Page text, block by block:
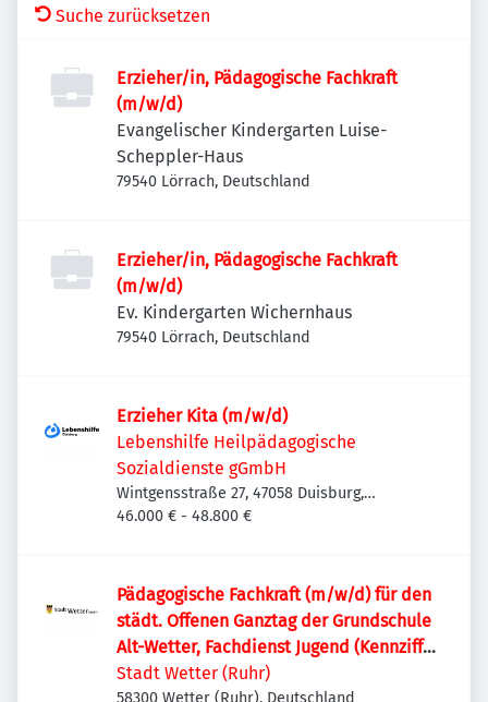
Suche zurücksetzen
Erzieher/in, Pädagogische Fachkraft
(m/w/d)
Evangelischer Kindergarten Luise-
Scheppler-Haus
79540 Lörrach, Deutschland
Erzieher/in, Pädagogische Fachkraft
(m/w/d)
Ev. Kindergarten Wichernhaus
79540 Lörrach, Deutschland
Erzieher Kita (m/w/d)
Lebenshilfe Heilpädagogische
Sozialdienste gGmbH
Wintgensstraße 27, 47058 Duisburg,
Deutschland
46.000 € - 48.800 €
Pädagogische Fachkraft (m/w/d) für den
städt. Offenen Ganztag der Grundschule
Alt-Wetter, Fachdienst Jugend (Kennziffer
1)
Stadt Wetter (Ruhr)
58300 Wetter (Ruhr), Deutschland